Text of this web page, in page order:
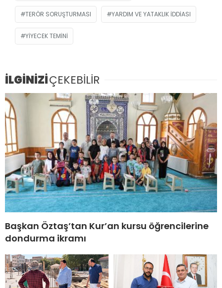
TERÖR SORUŞTURMASI YARDIM VE YATAKLIK IDDIASI
YIYECEK TEMINI
İLGİNİZİÇEKEBİLİR
Başkan Öztaş’tan Kur’an kursu öğrencilerine
dondurma ikramı